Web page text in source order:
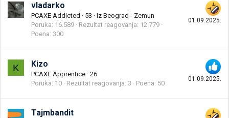
01.09.2025.
vladarko
PCAXE Addicted · 53 · Iz Beograd - Zemun
Poruka 16.589 Rezultat reagovanja 12.779
Poena 300
K
01.09.2025.
Kizo
PCAXE Apprentice · 26
Poruka 10 Rezultat reagovanja 3 Poena 50
Tajmbandit